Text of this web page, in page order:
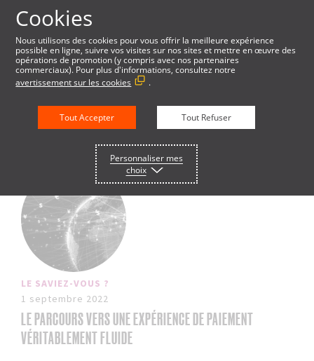
LE SAVIEZ-VOUS ?
1 septembre 2022
LE PARCOURS VERS UNE EXPÉRIENCE DE PAIEMENT
VÉRITABLEMENT FLUIDE
Cookies
Nous utilisons des cookies pour vous offrir la meilleure expérience
possible en ligne, suivre vos visites sur nos sites et mettre en œuvre des
opérations de promotion (y compris avec nos partenaires
commerciaux). Pour plus d'informations, consultez notre
avertissement sur les cookies
.
Tout Accepter Tout Refuser
Personnaliser mes
choix